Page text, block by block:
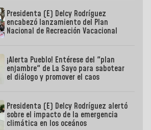
Presidenta (E) Delcy Rodríguez
encabezó lanzamiento del Plan
Nacional de Recreación Vacacional
¡Alerta Pueblo! Entérese del "plan
enjambre" de La Sayo para sabotear
el diálogo y promover el caos
Presidenta (E) Delcy Rodríguez alertó
sobre el impacto de la emergencia
climática en los oceános